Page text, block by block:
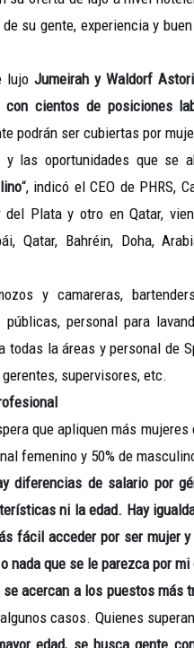
su gente, experiencia y
lujoJumeirah y Waldorf
con cientos de posiciones
podrán ser cubiertas por
las oportunidades que se
“, indicó el CEO de PHRS,
Plata y otro en Qatar,
Qatar, Bahréin, Doha,
y camareras,
personal para
todas la áreas y personal de
supervisores, etc.
que apliquen más
femenino y 50% de
diferencias de salario por
ni la edad. Hay
fácil acceder por ser mujer
nada que se le parezca por mi
se acercan a los puestos más
casos. Quienes